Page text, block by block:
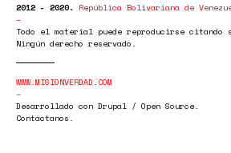
2012 - 2020. República Bolivariana de
Todo el material puede reproducirse citando
Ningún derecho reservado.
WWW.MISIONVERDAD.COM
Desarrollado con Drupal / Open Source.
Contáctanos.